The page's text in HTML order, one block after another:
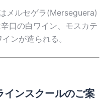
メルセゲラ(Merseguera)
口の白ワイン、モスカテ
ンが造られる。
インスクールのご案